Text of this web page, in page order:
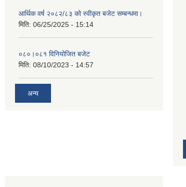
आर्थिक वर्ष २०८२/८३ को स्वीकृत बजेट सम्बन्धमा।
मिति: 06/25/2025 - 15:14
०८०।०८१ विनियोजित बजेट
मिति: 08/10/2023 - 14:57
अन्य